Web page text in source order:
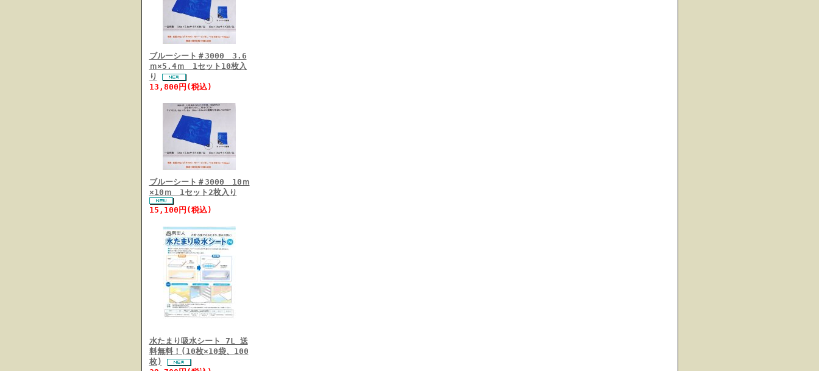
ブルーシート＃3000 3.6
ｍ×5.4ｍ 1セット10枚入
り
13,800円(税込)
ブルーシート＃3000 10ｍ
×10ｍ 1セット2枚入り
15,100円(税込)
水たまり吸水シート 7L 送
料無料！(10枚×10袋、100
枚)